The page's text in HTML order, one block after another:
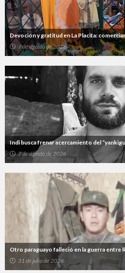
Devoción y gratitud en La Placita:
7 de agosto de 2026
Indi busca frenar acercamiento del
7 de agosto de 2026
Otro paraguayo falleció en la guerra entre
31 de julio de 2026